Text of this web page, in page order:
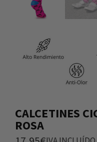
CALCETINES
ROSA